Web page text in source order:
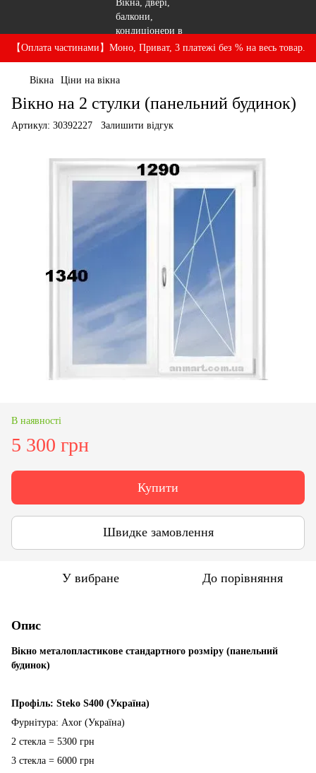
【Оплата частинами】Моно, Приват, 3 платежі без % на весь товар.
Вікна Ціни на вікна
Вікно на 2 стулки (панельний будинок)
Артикул: 30392227 Залишити відгук
В наявності
5 300 грн
Купити
Швидке замовлення
У вибране До порівняння
Опис
Вікно металопластикове стандартного розміру (панельний
будинок)
Профіль: Steko S400 (Україна)
Фурнітура: Axor (Україна)
2 стекла = 5300 грн
3 стекла = 6000 грн